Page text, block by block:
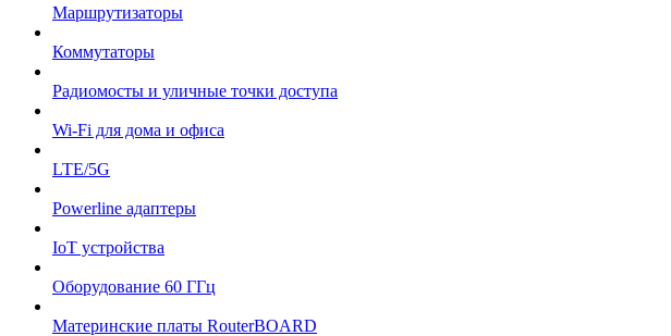
Маршрутизаторы
Коммутаторы
Радиомосты и уличные точки доступа
Wi-Fi для дома и офиса
LTE/5G
Powerline адаптеры
IoT устройства
Оборудование 60 ГГц
Материнские платы RouterBOARD